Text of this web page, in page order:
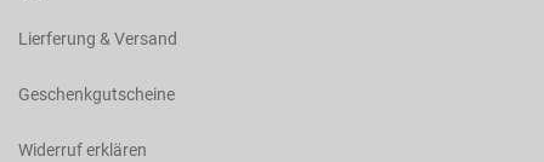
Lierferung & Versand
Geschenkgutscheine
Widerruf erklären